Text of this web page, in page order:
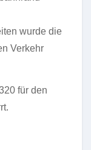
wurde die
Verkehr
für den